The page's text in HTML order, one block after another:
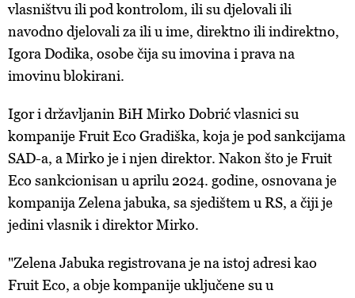
vlasništvu ili pod kontrolom, ili su djelovali ili
navodno djelovali za ili u ime, direktno ili indirektno,
Igora Dodika, osobe čija su imovina i prava na
imovinu blokirani.
Igor i državljanin BiH Mirko Dobrić vlasnici su
kompanije Fruit Eco Gradiška, koja je pod sankcijama
SAD-a, a Mirko je i njen direktor. Nakon što je Fruit
Eco sankcionisan u aprilu 2024. godine, osnovana je
kompanija Zelena jabuka, sa sjedištem u RS, a čiji je
jedini vlasnik i direktor Mirko.
"Zelena Jabuka registrovana je na istoj adresi kao
Fruit Eco, a obje kompanije uključene su u